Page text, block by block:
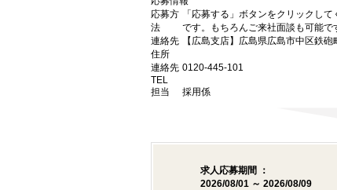
応募方
法
「応募する」ボタンをクリックし
です。もちろんご来社面談も可能で
連絡先
住所
【広島支店】広島県広島市中区鉄
連絡先
TEL
0120-445-101
担当 採用係
求人応募期間 ：
2026/08/01 ～ 2026/08/09